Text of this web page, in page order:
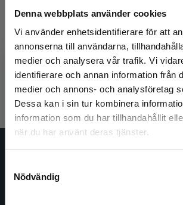
Denna webbplats använder cookies
Vi använder enhetsidentifierare för att
annonserna till användarna,
medier och analysera vår trafik. Vi
identifierare och annan information från
medier och annons- och analysföretag
Dessa kan i sin tur kombinera
information som du har tillhandahållit
när du har använt deras tjänster.
Nödvändig
Begränsad
Det verkar som att du besöker
Sverige. För att kunna slutföra ett
Barnortopedi
Düppe, H - Ohlin, A
385 krinkl. moms
Exkl. moms: 363 kr
Studentlitteratur grundades 1963 och är